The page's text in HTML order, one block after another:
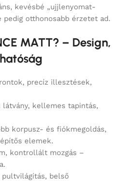
kevésbé „ujjlenyomat-
pedig otthonosabb érzetet ad.
MATT? – Design,
precíz illesztések,
látvány, kellemes tapintás,
korpusz- és fiókmegoldás,
elemek.
kontrollált mozgás –
pultvilágítás, belső